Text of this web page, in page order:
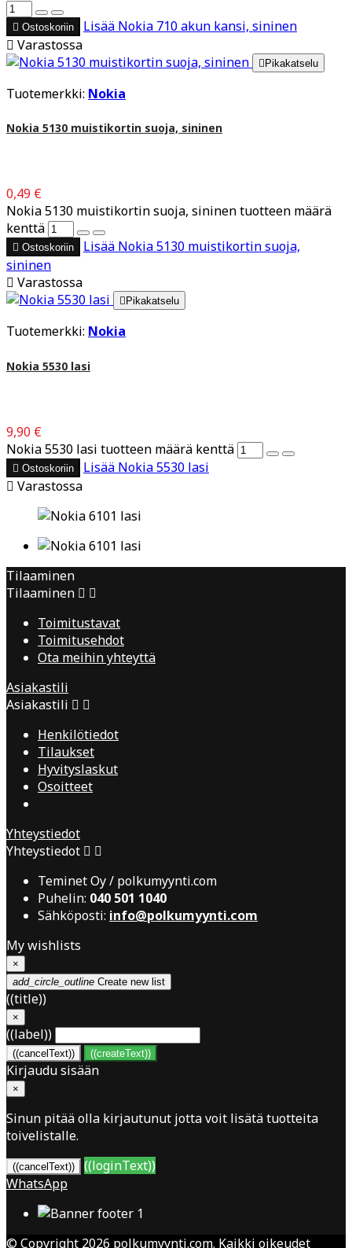
 Ostoskoriin Lisää Nokia 710 akun kansi, sininen
 Varastossa
Pikakatselu
Tuotemerkki: Nokia
Nokia 5130 muistikortin suoja, sininen
0,49 €
Nokia 5130 muistikortin suoja, sininen tuotteen määrä
kenttä
 Ostoskoriin Lisää Nokia 5130 muistikortin suoja,
sininen
 Varastossa
 Pikakatselu
Tuotemerkki: Nokia
Nokia 5530 lasi
9,90 €
Nokia 5530 lasi tuotteen määrä kenttä
 Ostoskoriin Lisää Nokia 5530 lasi
 Varastossa
Tilaaminen
Tilaaminen  
Toimitustavat
Toimitusehdot
Ota meihin yhteyttä
Asiakastili
Asiakastili  
Henkilötiedot
Tilaukset
Hyvityslaskut
Osoitteet
Yhteystiedot
Yhteystiedot  
Teminet Oy / polkumyynti.com
Puhelin: 040 501 1040
Sähköposti: info@polkumyynti.com
My wishlists
×
add_circle_outline Create new list
((title))
×
((label))
((cancelText)) ((createText))
Kirjaudu sisään
×
Sinun pitää olla kirjautunut jotta voit lisätä tuotteita
toivelistalle.
((cancelText))
((loginText))
WhatsApp
© Copyright 2026 polkumyynti.com. Kaikki oikeudet